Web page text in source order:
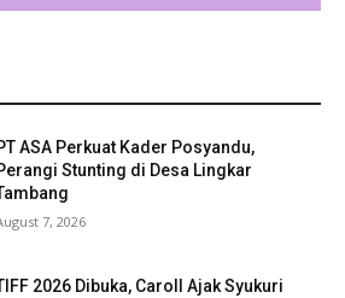
ASA Perkuat Kader Posyandu,
Stunting di Desa Lingkar
7, 2026
2026 Dibuka, Caroll Ajak Syukuri